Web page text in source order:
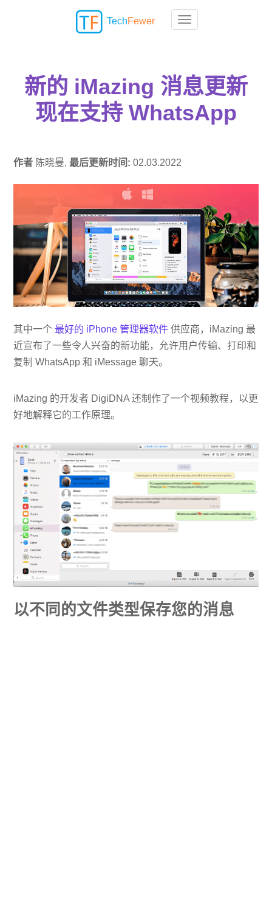
Toggle navigation
TechFewer
新的 iMazing 消息更新
现在支持 WhatsApp
作者 陈晓曼,最后更新时间:02.03.2022
其中一个最好的 iPhone 管理器软件 供应商，iMazing 最
近宣布了一些令人兴奋的新功能，允许用户传输、打印和
复制 WhatsApp 和 iMessage 聊天。
iMazing 的开发者 DigiDNA 还制作了一个视频教程，以更
好地解释它的工作原理。
以不同的文件类型保存您的消息